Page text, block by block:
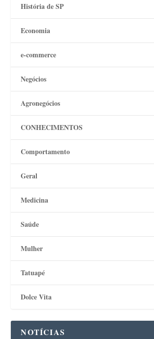
História de SP
Economia
e-commerce
Negócios
Agronegócios
CONHECIMENTOS
Comportamento
Geral
Medicina
Saúde
Mulher
Tatuapé
Dolce Vita
NOTÍCIAS